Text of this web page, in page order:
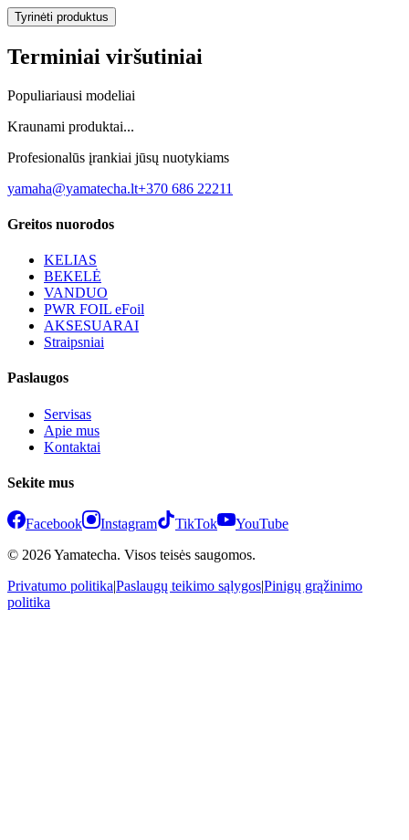
Tyrinėti produktus
Terminiai viršutiniai
Populiariausi modeliai
Kraunami produktai...
Profesionalūs įrankiai jūsų nuotykiams
yamaha@yamatecha.lt+370 686 22211
Greitos nuorodos
KELIAS
BEKELĖ
VANDUO
PWR FOIL eFoil
AKSESUARAI
Straipsniai
Paslaugos
Servisas
Apie mus
Kontaktai
Sekite mus
Facebook Instagram TikTok
YouTube
© 2026 Yamatecha. Visos teisės saugomos.
Privatumo politika|Paslaugų teikimo sąlygos|Pinigų grąžinimo
politika